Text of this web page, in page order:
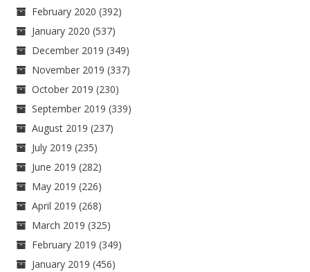
February 2020 (392)
January 2020 (537)
December 2019 (349)
November 2019 (337)
October 2019 (230)
September 2019 (339)
August 2019 (237)
July 2019 (235)
June 2019 (282)
May 2019 (226)
April 2019 (268)
March 2019 (325)
February 2019 (349)
January 2019 (456)